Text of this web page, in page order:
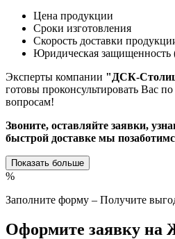
Цена продукции
Сроки изготовления
Скорость доставки
Юридическая защищенность
Эксперты компании "ДСК-
готовы проконсультировать Вас
вопросам!
Звоните, оставляйте заявки,
быстрой доставке мы
Показать больше
%
Заполните форму – Получите
Оформите заявку